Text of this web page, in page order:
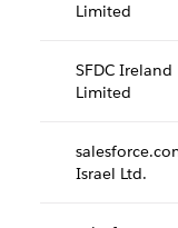
Limited
SFDC Ireland
Limited
Israel Ltd.